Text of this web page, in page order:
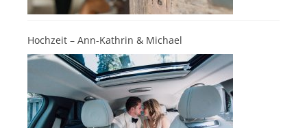
Hochzeit – Ann-Kathrin & Michael